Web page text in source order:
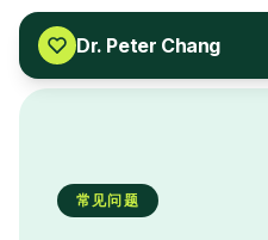
Skip to content
Dr. Peter Chang
常见问题